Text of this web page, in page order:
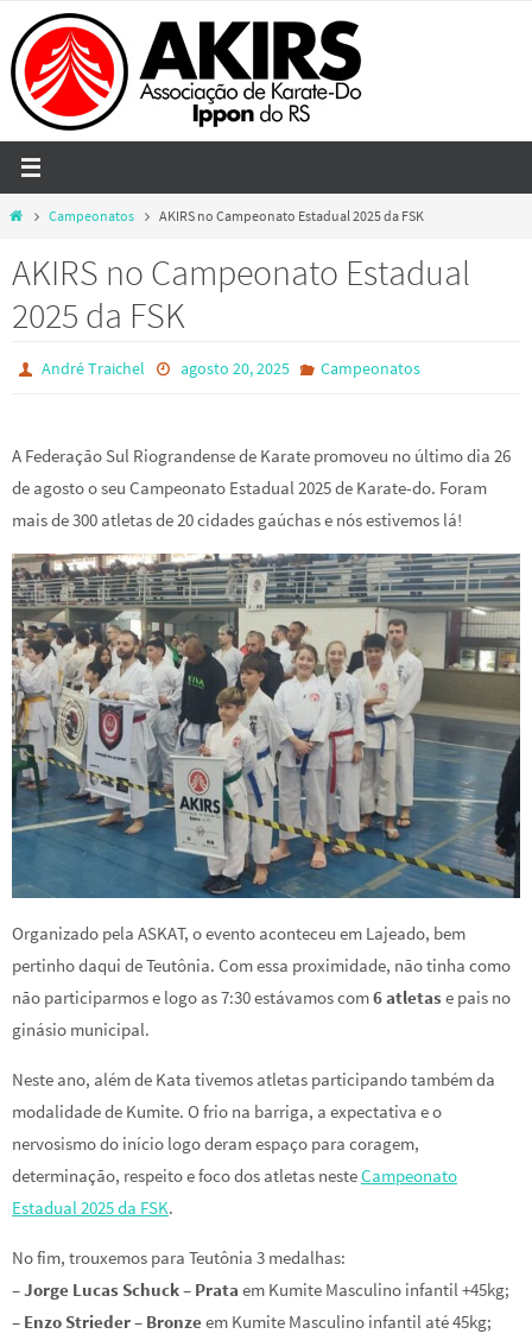
to
content
HomeCampeonatos AKIRS no Campeonato Estadual 2025 da FSK
AKIRS no Campeonato Estadual
2025 da FSK
André Traichel agosto 20, 2025 Campeonatos
A Federação Sul Riograndense de Karate promoveu no último dia 26
de agosto o seu Campeonato Estadual 2025 de Karate-do. Foram
mais de 300 atletas de 20 cidades gaúchas e nós estivemos lá!
Organizado pela ASKAT, o evento aconteceu em Lajeado, bem
pertinho daqui de Teutônia. Com essa proximidade, não tinha como
não participarmos e logo as 7:30 estávamos com6 atletas e pais no
ginásio municipal.
Neste ano, além de Kata tivemos atletas participando também da
modalidade de Kumite. O frio na barriga, a expectativa e o
nervosismo do início logo deram espaço para coragem,
determinação, respeito e foco dos atletas nesteCampeonato
Estadual 2025 da FSK.
No fim, trouxemos para Teutônia 3 medalhas:
–Jorge Lucas Schuck – Prata em Kumite Masculino infantil +45kg;
– Enzo Strieder – Bronzeem Kumite Masculino infantil até 45kg;